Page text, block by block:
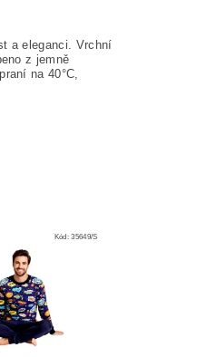
a eleganci. Vrchní
z jemně
na40°C,
Kód:35649/S